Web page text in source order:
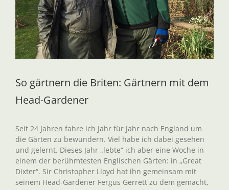
So gärtnern die Briten: Gärtnern mit dem
Head-Gardener
Seit 24 Jahren fahre ich Jahr für Jahr nach England um
die Gärten zu bewundern. Viel habe ich dabei gesehen
und gelernt. Dieses Jahr „lebte“ ich aber eine Woche in
einem der berühmtesten Englischen Gärten: in „Great
Dixter“. Sir Christopher Lloyd hat ihn gemeinsam mit
seinem Head-Gardener Fergus Gerrett zu dem gemacht,